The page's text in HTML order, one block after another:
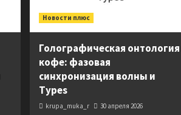
Новости плюс
Голографическая онтология
кофе: фазовая
синхронизация волны и
Types
krupa_muka_r 30 апреля 2026